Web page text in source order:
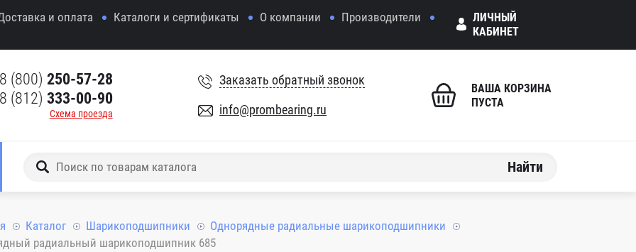
и оплата Каталоги и сертификаты О компании
Производители
ЛИЧНЫЙ
КАБИНЕТ
8 (800) 250-57-28
8 (812) 333-00-90
Схема проезда
Заказать обратный звонок
info@prombearing.ru
ВАША КОРЗИНА
ПУСТА
Найти
Каталог Шарикоподшипники
Однорядные радиальные шарикоподшипники
радиальный шарикоподшипник 685